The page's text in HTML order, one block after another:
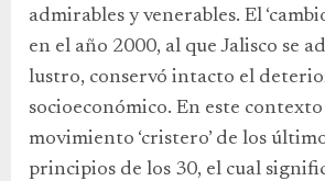
admirables y venerables. El
en el año 2000, al que Jalisco se
lustro, conservó intacto el
socioeconómico. En este contexto
movimiento ‘cristero’ de los
principios de los 30, el cual